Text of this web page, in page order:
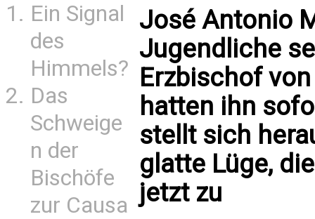
Ein Signal
des
Himmels?
Das
Schweige
n der
Bischöfe
zur Causa
José Antonio
Jugendliche
Erzbischof
hatten ihn
stellt sich
glatte Lüge,
jetzt zu